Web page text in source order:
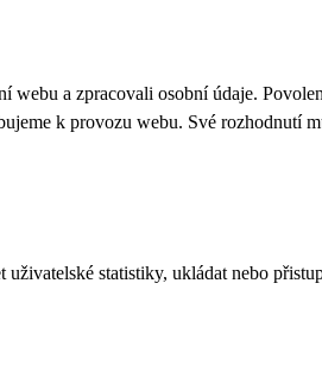
a zpracovali osobní údaje.
k provozu webu. Své rozhodnutí
statistiky, ukládat nebo